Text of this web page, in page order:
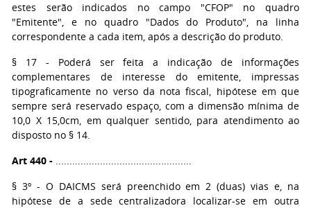
estes serão indicados no campo "CFOP" no quadro
"Emitente", e no quadro "Dados do Produto", na linha
correspondente a cada item, após a descrição do produto.
§ 17 - Poderá ser feita a indicação de informações
complementares de interesse do emitente, impressas
tipograficamente no verso da nota fiscal, hipótese em que
sempre será reservado espaço, com a dimensão mínima de
10,0 X 15,0cm, em qualquer sentido, para atendimento ao
disposto no § 14.
Art 440 - .................................................
§ 3º - O DAICMS será preenchido em 2 (duas) vias e, na
hipótese de a sede centralizadora localizar-se em outra